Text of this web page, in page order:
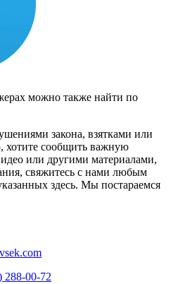
можно также найти по
закона, взятками или
хотите сообщить важную
или другими материалами,
свяжитесь с нами любым
здесь. Мы постараемся
288-00-72